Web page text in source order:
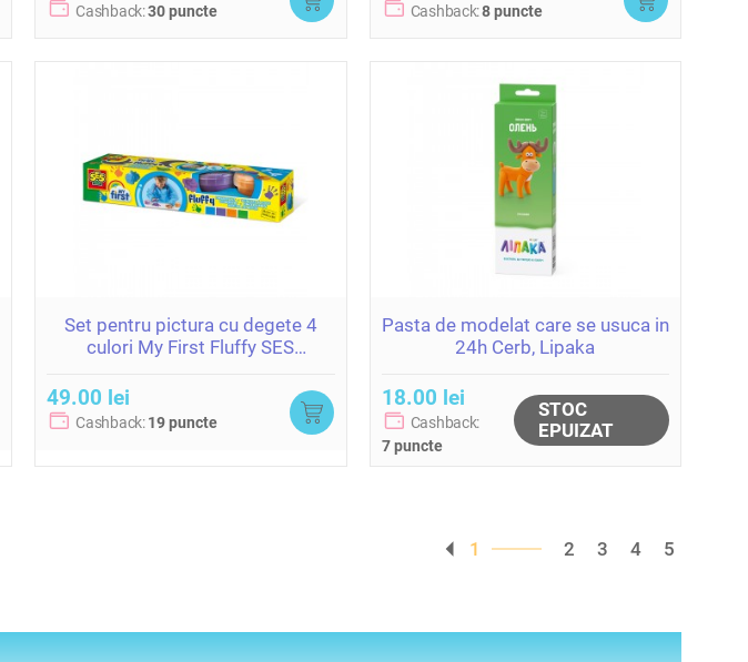
Cashback:30 puncte Cashback:8 puncte
Set pentru pictura cu degete 4
culori My First Fluffy SES
49.00 lei
Cashback:19 puncte
Pasta de modelat care se usuca in
24h Cerb, Lipaka
18.00 lei
Cashback:
7 puncte
STOC
EPUIZAT
1 2 3 4 5